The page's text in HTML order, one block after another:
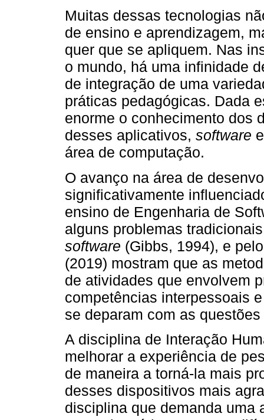
Muitas dessas tecnologias
de ensino e aprendizagem,
quer que se apliquem. Nas
o mundo, há uma infinidade
de integração de uma
práticas pedagógicas. Dada
enorme o conhecimento dos
desses aplicativos, software
área de computação.
O avanço na área de
significativamente
ensino de Engenharia de
alguns problemas
software (Gibbs, 1994), e
(2019) mostram que as
de atividades que envolvem
competências interpessoais
se deparam com as
A disciplina de Interação
melhorar a experiência de
de maneira a torná-la mais
desses dispositivos mais
disciplina que demanda uma